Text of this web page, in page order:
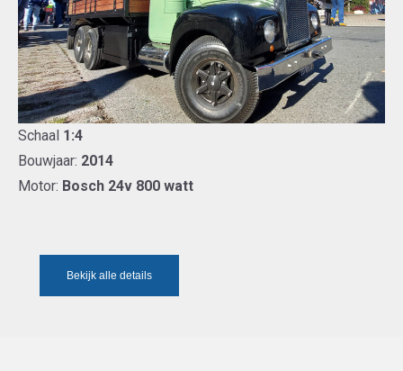
Schaal 1:4
Bouwjaar: 2014
Motor: Bosch 24v 800 watt
Bekijk alle details